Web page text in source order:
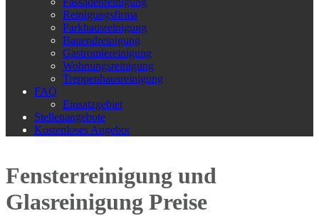
Reinigungsfirma
Parkhausreinigung
Bauendreinigung
Gastromiereinigung
Wohnungsreinigung
Treppenhausreinigung
FAQ
Einsatzgebiet
Stellenangebote
Kostenloses Angebot
Fensterreinigung und
Glasreinigung Preise